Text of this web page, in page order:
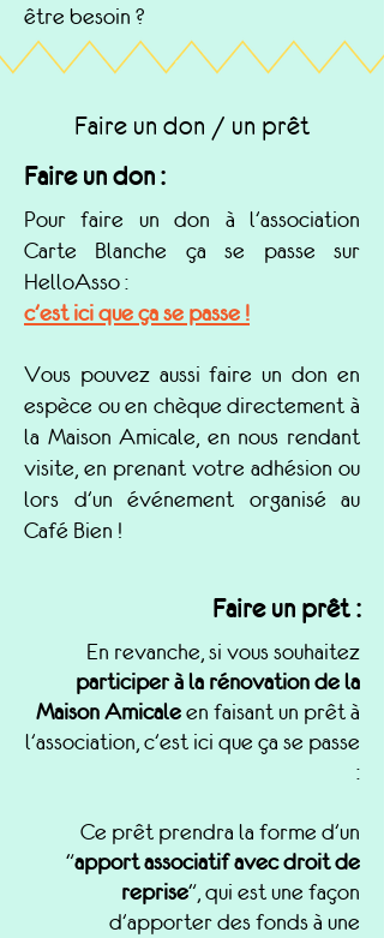
être besoin ?
Faire un don / un prêt
Faire un don :
Pour faire un don à l'association
Carte Blanche ça se passe sur
HelloAsso :
c'est ici que ça se passe !
Vous pouvez aussi faire un don en
espèce ou en chèque directement à
la Maison Amicale, en nous rendant
visite, en prenant votre adhésion ou
lors d'un événement organisé au
Café Bien !
Faire un prêt :
En revanche, si vous souhaitez
participer à la rénovation de la
Maison Amicaleen faisant un prêt à
l'association, c'est ici que ça se passe
:
​Ce prêt prendra la forme d'un
"apport associatif avec droit de
reprise", qui est une façon
d'apporter des fonds à une